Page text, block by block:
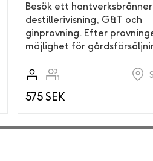
Besök ett
destillerivisning, G&T och
ginprovning. Efter
möjlighet för
575 SEK